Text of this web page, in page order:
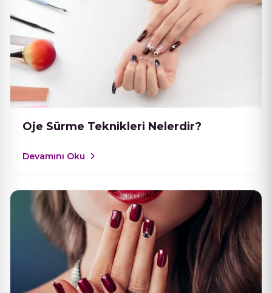
Oje Sürme Teknikleri Nelerdir?
Devamını Oku